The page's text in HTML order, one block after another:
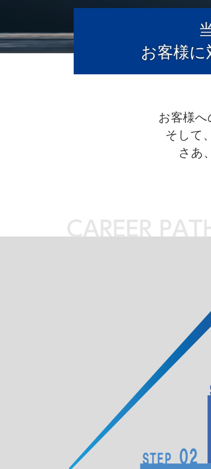
お客様
お客様へ
そして
さあ